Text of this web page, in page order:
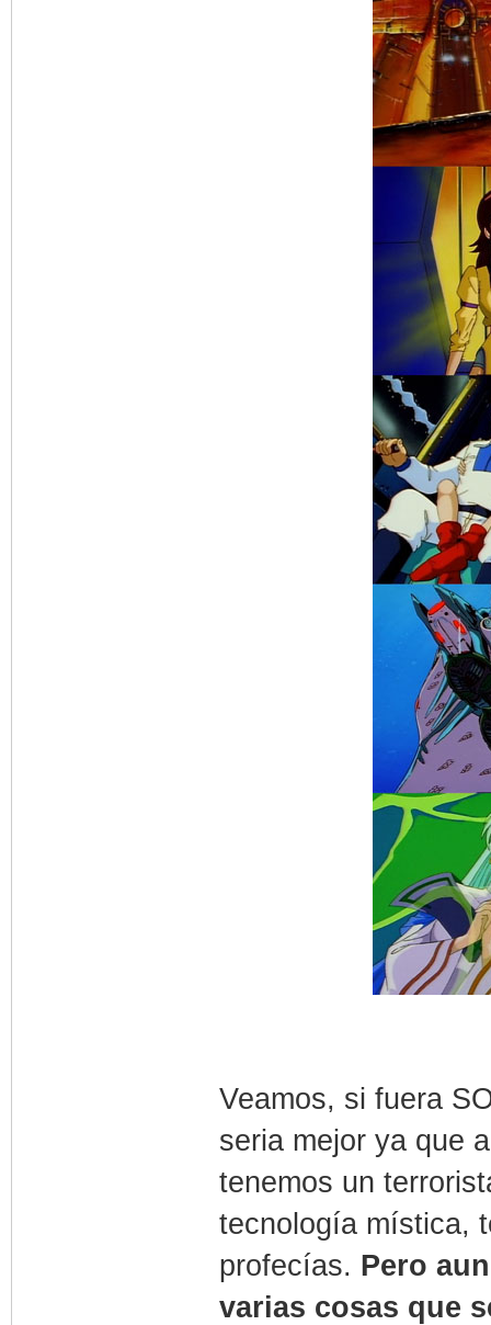
Veamos, si fuera
seria mejor ya que
tenemos un
tecnología mística,
profecías. Pero
varias cosas que